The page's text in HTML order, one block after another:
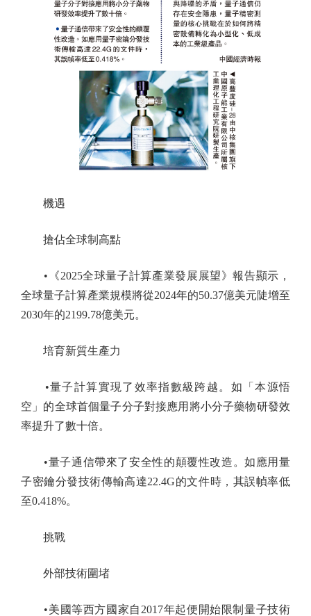
機遇
搶佔全球制高點
•《2025全球量子計算產業發展展望》報告顯示，
全球量子計算產業規模將從2024年的50.37億美元陡增至
2030年的2199.78億美元。
培育新質生產力
•量子計算實現了效率指數級跨越。如「本源悟
空」的全球首個量子分子對接應用將小分子藥物研發效
率提升了數十倍。
•量子通信帶來了安全性的顛覆性改造。如應用量
子密鑰分發技術傳輸高達22.4G的文件時，其誤幀率低
至0.418%。
挑戰
外部技術圍堵
•美國等西方國家自2017年起便開始限制量子技術